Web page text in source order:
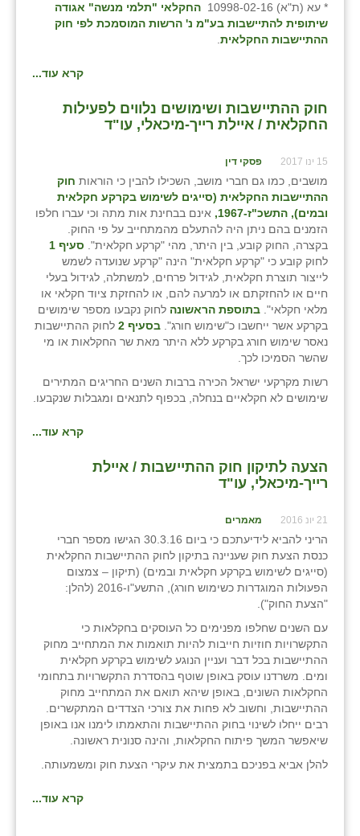
* עא (ת"א) 10998-02-16
החקלאי "תלמי מנשה" אגודה
שיתופית להתיישבות בע"מ נ' הרשות המוסמכת לפי חוק
ההתיישבות החקלאית
קרא עוד...
חוק ההתיישבות ושימושים נלווים לפעילות
החקלאית / איילת רייך-מיכאלי, עו"ד
15 ינו 2017 פסקי דין
מושבים, כמו גם חברי מושב, השכילו להבין כי הוראות חוק
ההתיישבות החקלאית (סייגים לשימוש בקרקע חקלאית
ובמים), התשכ"ז-1967,
אינם בבחינת אות מתה וכי עברו חלפו
הזמנים בהם ניתן היה להתעלם מהמתחייב על פי החוק.
בקצרה, החוק קובע, בין היתר, מהי "קרקע חקלאית". סעיף 1
לחוק קובע כי "קרקע חקלאית" הינה "קרקע שנועדה לשמש
לייצור תוצרת חקלאית, לגידול פרחים, למשתלה, לגידול בעלי
חיים או להחזקתם או למרעה להם, או להחזקת ציוד חקלאי או
מלאי חקלאי". בתוספת הראשונה לחוק נקבעו מספר שימושים
בקרקע אשר ייחשבו כ"שימוש חורג". בסעיף 2
לחוק ההתיישבות
נאסר שימוש חורג בקרקע ללא היתר מאת שר החקלאות או מי
שהשר הסמיכו לכך.
רשות מקרקעי ישראל הכירה ברבות השנים החריגים המתירים
שימושים לא חקלאיים בנחלה, בכפוף לתנאים ומגבלות שנקבעו.
קרא עוד...
הצעה לתיקון חוק ההתיישבות / איילת
רייך-מיכאלי, עו"ד
21 יונ 2016 מאמרים
הריני להביא לידיעתכם כי ביום 30.3.16 הגישו מספר חברי
כנסת הצעת חוק שעניינה בתיקון לחוק ההתיישבות החקלאית
(סייגים לשימוש בקרקע חקלאית ובמים) (תיקון – צמצום
הפעולות המוגדרות כשימוש חורג), התשע"ו-2016 (להלן:
"הצעת החוק").
עם השנים שחלפו מפנימים כל העוסקים בחקלאות כי
התקשרויות חוזיות חייבות להיות תואמות את המתחייב מחוק
ההתיישבות בכל דבר ועניין הנוגע לשימוש בקרקע חקלאית
ומים. משרדנו עוסק באופן שוטף בהסדרת התקשרויות בתחומי
החקלאות השונים, באופן שיהא תואם את המתחייב מחוק
ההתיישבות, וחשוב לא פחות את צורכי הצדדים המתקשרים.
רבים ייחלו לשינוי בחוק ההתיישבות והתאמתו לימנו אנו באופן
שיאפשר המשך פיתוח החקלאות, והינה סנונית ראשונה.
להלן אביא בפניכם בתמצית את עיקרי הצעת חוק ומשמעותה.
קרא עוד...